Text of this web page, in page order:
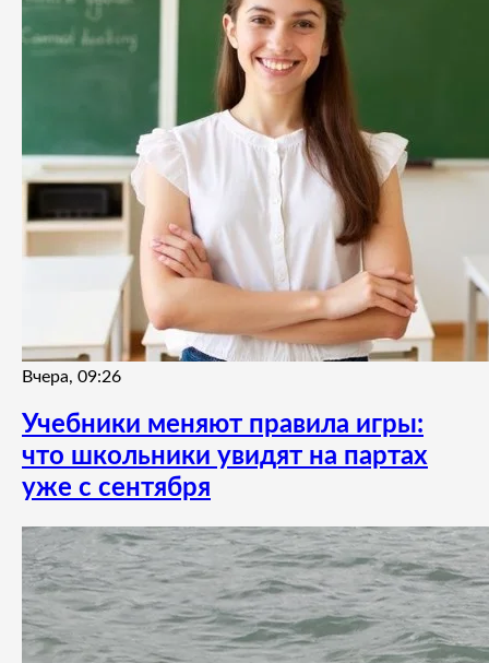
Вчера, 09:26
Учебники меняют правила игры:
что школьники увидят на партах
уже с сентября